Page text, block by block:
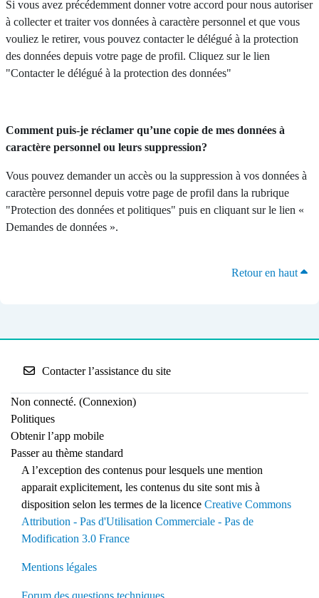
Si vous avez précédemment donner votre accord pour nous autoriser
à collecter et traiter vos données à caractère personnel et que vous
vouliez le retirer, vous pouvez contacter le délégué à la protection
des données depuis votre page de profil. Cliquez sur le lien
"Contacter le délégué à la protection des données"
Comment puis-je réclamer qu’une copie de mes données à
caractère personnel ou leurs suppression?
Vous pouvez demander un accès ou la suppression à vos données à
caractère personnel depuis votre page de profil dans la rubrique
"Protection des données et politiques" puis en cliquant sur le lien «
Demandes de données ».
Retour en haut
Contacter l’assistance du site
Non connecté. (Connexion)
Politiques
Obtenir l’app mobile
Passer au thème standard
A l’exception des contenus pour lesquels une mention
apparait explicitement, les contenus du site sont mis à
disposition selon les termes de la licence Creative Commons
Attribution - Pas d'Utilisation Commerciale - Pas de
Modification 3.0 France
Mentions légales
Forum des questions techniques